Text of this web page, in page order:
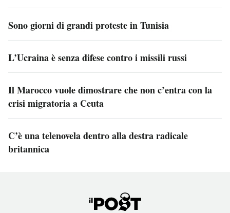
Sono giorni di grandi proteste in Tunisia
L’Ucraina è senza difese contro i missili russi
Il Marocco vuole dimostrare che non c’entra con la
crisi migratoria a Ceuta
C’è una telenovela dentro alla destra radicale
britannica